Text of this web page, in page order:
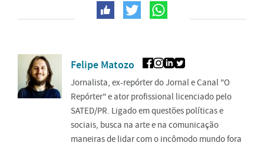
Felipe Matozo
Jornalista, ex-repórter do Jornal e Canal "O
Repórter" e ator profissional licenciado pelo
SATED/PR. Ligado em questões políticas e
sociais, busca na arte e na comunicação
maneiras de lidar com o incômodo mundo fora